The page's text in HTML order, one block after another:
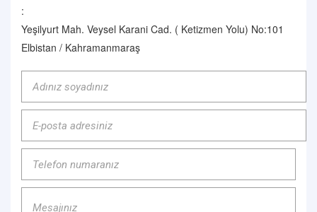
:
Yeşilyurt Mah. Veysel Karani Cad. ( Ketizmen Yolu) No:101
Elbistan / Kahramanmaraş